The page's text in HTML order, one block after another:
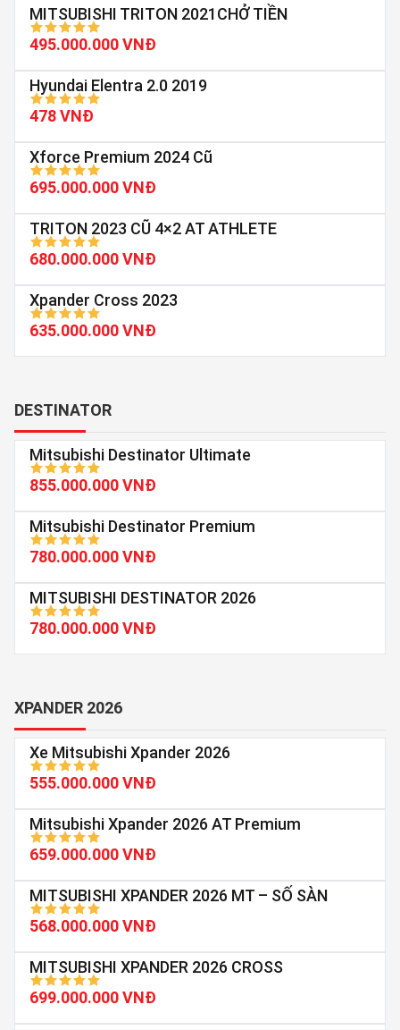
MITSUBISHI TRITON 2021CHỞ TIỀN
495.000.000 VNĐ
Hyundai Elentra 2.0 2019
478 VNĐ
Xforce Premium 2024 Cũ
695.000.000 VNĐ
TRITON 2023 CŨ 4×2 AT ATHLETE
680.000.000 VNĐ
Xpander Cross 2023
635.000.000 VNĐ
DESTINATOR
Mitsubishi Destinator Ultimate
855.000.000 VNĐ
Mitsubishi Destinator Premium
780.000.000 VNĐ
MITSUBISHI DESTINATOR 2026
780.000.000 VNĐ
XPANDER 2026
Xe Mitsubishi Xpander 2026
555.000.000 VNĐ
Mitsubishi Xpander 2026 AT Premium
659.000.000 VNĐ
MITSUBISHI XPANDER 2026 MT – SỐ SÀN
568.000.000 VNĐ
MITSUBISHI XPANDER 2026 CROSS
699.000.000 VNĐ